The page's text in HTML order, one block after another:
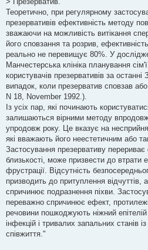
Теоретично, при регулярному
презервативів ефективність методу
зважаючи на можливість витікання
його сповзання та розрив,
реально не перевищує 80%. У
Манчестерська клініка планування
користувачів презервативів за
випадок, коли презерватив сповзав
N 18, November 1992.).
Із усіх пар, які починають
залишаються вірними методу
упродовж року. Це вказує на
які вважають його неестетичним або
Застосування презервативу перериває
близькості, може призвести до втрати
фрустрації. Відсутність
призводить до притуплення відчуттів,
спричинює подразнення піхви.
переважно спричинює ефект,
речовини пошкоджують ніжний
інфекцій і тривалих запальних станів
співжиття."